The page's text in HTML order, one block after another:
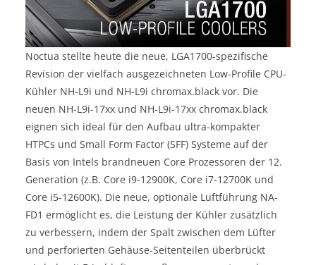
Noctua stellte heute die neue, LGA1700-spezifische
Revision der vielfach ausgezeichneten Low-Profile CPU-
Kühler NH-L9i und NH-L9i chromax.black vor. Die
neuen NH-L9i-17xx und NH-L9i-17xx chromax.black
eignen sich ideal für den Aufbau ultra-kompakter
HTPCs und Small Form Factor (SFF) Systeme auf der
Basis von Intels brandneuen Core Prozessoren der 12.
Generation (z.B. Core i9-12900K, Core i7-12700K und
Core i5-12600K). Die neue, optionale Luftführung NA-
FD1 ermöglicht es, die Leistung der Kühler zusätzlich
zu verbessern, indem der Spalt zwischen dem Lüfter
und perforierten Gehäuse-Seitenteilen überbrückt